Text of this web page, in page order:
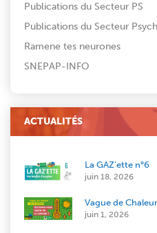
Publications du Secteur PS
Publications du Secteur
Ramene tes neurones
SNEPAP-INFO
ACTUALITÉS
La GAZ’ette n°6
juin 18, 2026
Vague de
juin 1, 2026